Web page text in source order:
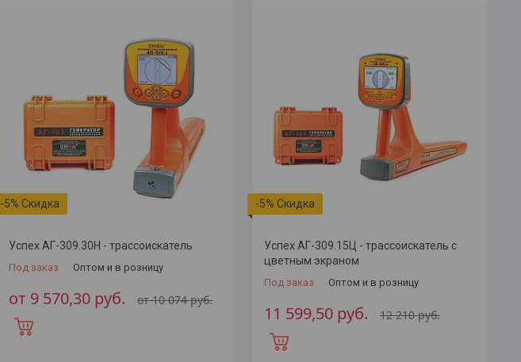
-5%
Успех АГ-309.30Н - трассоискатель
Под заказ Оптом и в розницу
от 10 074руб.
от 9 570,30 руб.
-5%
Успех АГ-309.15Ц - трассоискатель с
цветным экраном
Под заказ Оптом и в розницу
12 210руб.
11 599,50 руб.